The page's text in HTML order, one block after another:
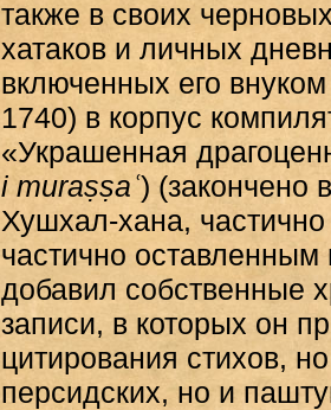
также в своих
хатаков и личных
включенных его
1740) в корпус
«Украшенная
i muraṣṣaʿ) (закончено
Хушхал-хана,
частично
добавил собственные
записи, в которых он
цитирования стихов,
персидских, но и